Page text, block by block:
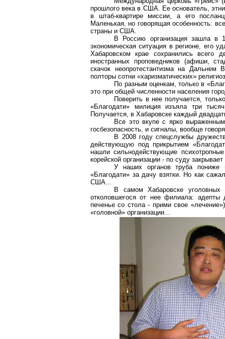
прошлого века в США. Ее основатель,
в штаб-квартире миссии, а его
Маленькая, но говорящая особенность:
страны и США.
В Россию организация зашла в
экономическая ситуация в регионе, его
Хабаровском крае сохранились всего
иностранных проповедников (афиши,
скачок неопротестантизма на Дальнем
полторы сотни «харизматических»
По разным оценкам, только в
это при общей численности населения
Поверить в нее получается,
«Благодати» милиция изъяла три
Получается, в Хабаровске каждый
Все это вкупе с ярко
госбезопасность, и сигналы, вообще
В 2008 году спецслужбы
действующую под прикрытием
нашли сильнодействующие
корейской организации - по суду
У наших органов труба пониже
«Благодати» за дачу взятки. Но как
США...
В самом Хабаровске
отколовшегося от нее филиала:
печенье со стола - прими свое
«головной» организации...